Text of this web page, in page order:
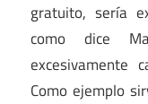
gratuito, sería
como dice
excesivamente
Como ejemplo